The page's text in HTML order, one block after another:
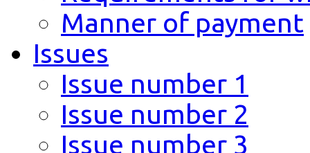
Manner of payment
Issues
Issue number 1
Issue number 2
Issue number 3